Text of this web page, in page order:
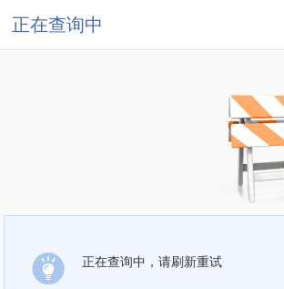
正在查询中
正在查询中，请刷新重试